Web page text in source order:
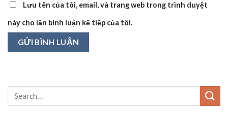
Lưu tên của tôi, email, và trang web trong trình duyệt
này cho lần bình luận kế tiếp của tôi.